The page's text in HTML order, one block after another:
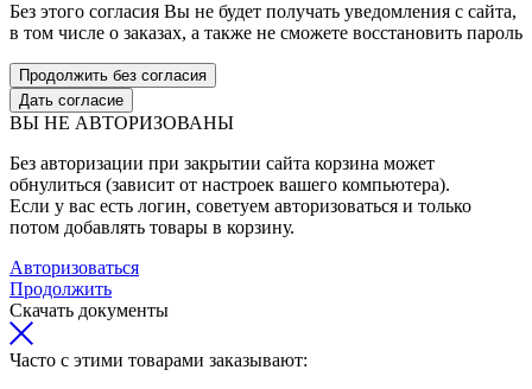
Без этого согласия Вы не будет получать уведомления с сайта,
в том числе о заказах, а также не сможете восстановить пароль
Продолжить без согласия
Дать согласие
ВЫ НЕ АВТОРИЗОВАНЫ
Без авторизации при закрытии сайта корзина может
обнулиться (зависит от настроек вашего компьютера).
Если у вас есть логин, советуем авторизоваться и только
потом добавлять товары в корзину.
Авторизоваться
Продолжить
Скачать документы
Часто с этими товарами заказывают: